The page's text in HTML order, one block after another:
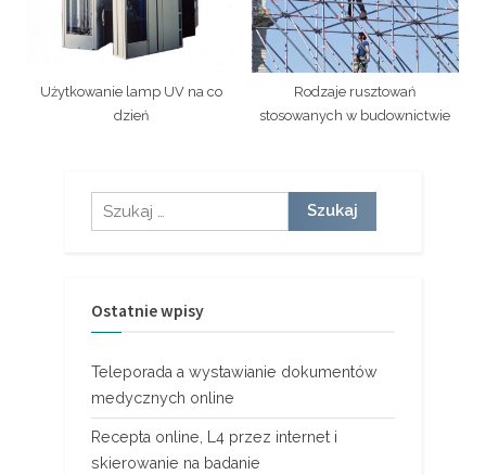
Użytkowanie lamp UV na co
dzień
Rodzaje rusztowań
stosowanych w budownictwie
Szukaj:
Ostatnie wpisy
Teleporada a wystawianie dokumentów
medycznych online
Recepta online, L4 przez internet i
skierowanie na badanie